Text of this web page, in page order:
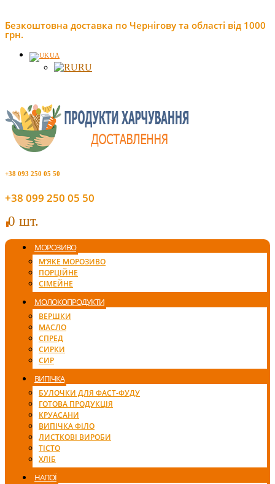
Безкоштовна доставка по Чернігову та області від 1000
грн.
UA
RU
+38 093 250 05 50
+38 099 250 05 50
00 шт.
МОРОЗИВО
М’ЯКЕ МОРОЗИВО
ПОРЦІЙНЕ
СІМЕЙНЕ
МОЛОКОПРОДУКТИ
ВЕРШКИ
МАСЛО
СПРЕД
СИРКИ
СИР
ВИПІЧКА
БУЛОЧКИ ДЛЯ ФАСТ-ФУДУ
ГОТОВА ПРОДУКЦІЯ
КРУАСАНИ
ВИПІЧКА ФІЛО
ЛИСТКОВІ ВИРОБИ
ТІСТО
ХЛІБ
НАПОЇ